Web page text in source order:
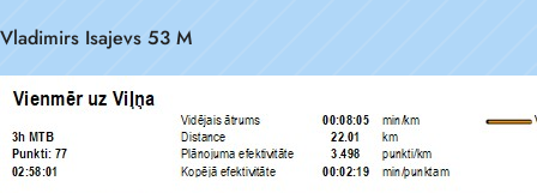
Vladimirs Isajevs 53 M